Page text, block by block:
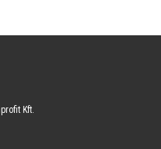
Kft.